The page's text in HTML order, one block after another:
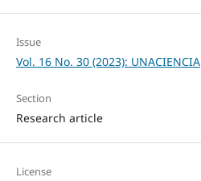
Issue
Vol. 16 No. 30 (2023): UNACIENCIA
Section
Research article
License